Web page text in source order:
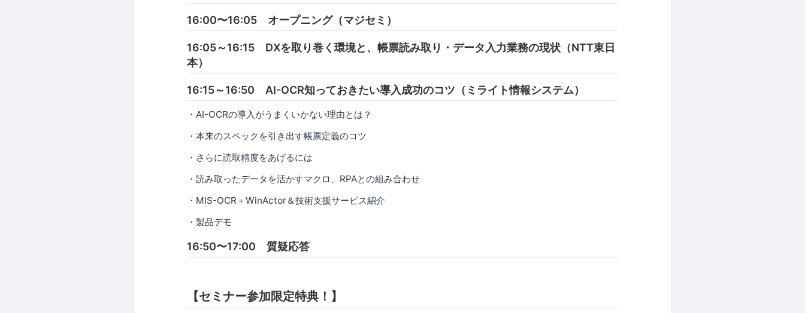
16:00〜16:05 オープニング（マジセミ）
16:05～16:15 DXを取り巻く環境と、帳票読み取り・データ入力業務の現状（NTT東日
本）
16:15～16:50 AI-OCR知っておきたい導入成功のコツ（ミライト情報システム）
・AI-OCRの導入がうまくいかない理由とは？
・本来のスペックを引き出す帳票定義のコツ
・さらに読取精度をあげるには
・読み取ったデータを活かすマクロ、RPAとの組み合わせ
・MIS-OCR＋WinActor＆技術支援サービス紹介
・製品デモ
16:50〜17:00 質疑応答
【セミナー参加限定特典！】